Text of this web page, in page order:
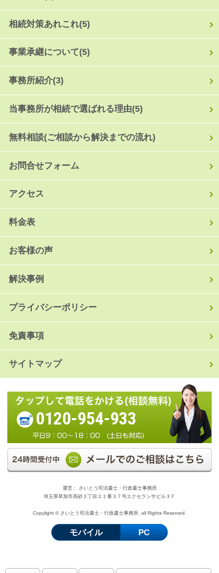
相続対策あれこれ(5)
事業承継について(5)
事務所紹介(3)
当事務所が相続で選ばれる理由(5)
無料相談(ご相談から解決までの流れ)
お問合せフォーム
アクセス
料金表
お客様の声
解決事例
プライバシーポリシー
免責事項
サイトマップ
0120-954-933
運営： さいとう司法書士・行政書士事務所
埼玉県草加市高砂２丁目２１番３７号エクセランサビル３Ｆ
Copylight © さいとう司法書士・行政書士事務所. all Rights Reserved.
モバイル PC